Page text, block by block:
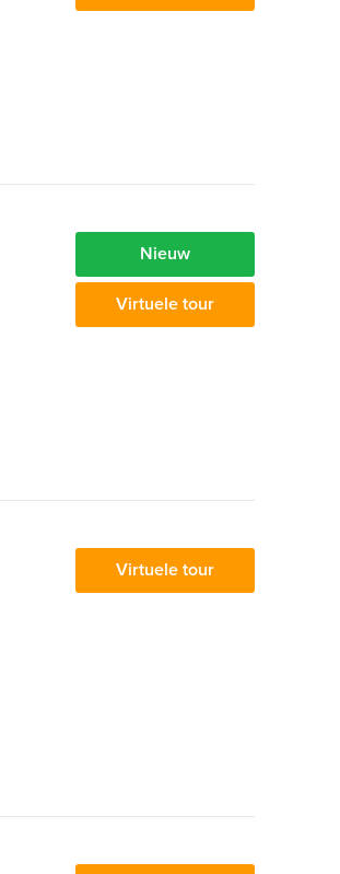
Nieuw
Virtuele tour
Virtuele tour